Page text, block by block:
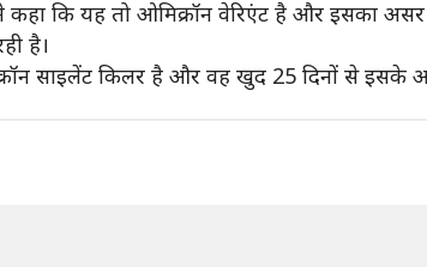
कहा कि यह तो ओमिक्रॉन वेरिएंट है और इसका
है।
साइलेंट किलर है और वह खुद 25 दिनों से इसके